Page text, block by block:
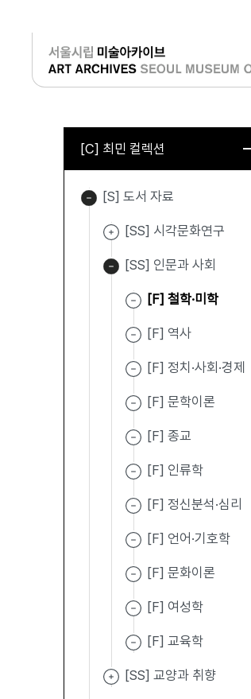
로그인
[C] 최민 컬렉션
[S] 도서 자료
[SS] 시각문화연구
[SS] 인문과 사회
[F] 철학·미학
[F] 역사
[F] 정치·사회·경제
[F] 문학이론
[F] 종교
[F] 인류학
[F] 정신분석·심리
[F] 언어·기호학
[F] 문화이론
[F] 여성학
[F] 교육학
[SS] 교양과 취향